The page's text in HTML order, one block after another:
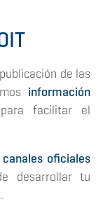
de las
información
facilitar el
canales oficiales
desarrollar tu